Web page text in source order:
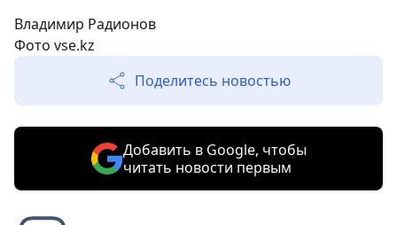
Владимир Радионов
Фото vse.kz
Поделитесь новостью
Добавить в Google, чтобы
читать новости первым